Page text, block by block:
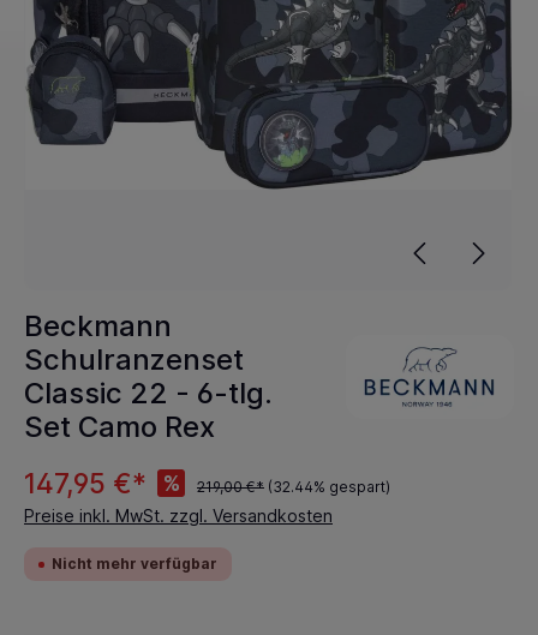
Beckmann
Schulranzenset
Classic 22 - 6-tlg.
Set Camo Rex
147,95 €* % 219,00 €* (32.44% gespart)
Preise inkl. MwSt. zzgl. Versandkosten
Nicht mehr verfügbar